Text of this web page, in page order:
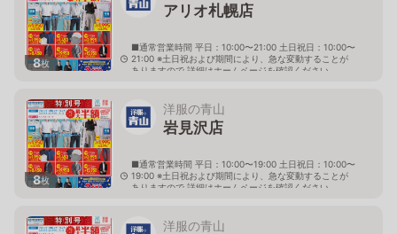
8枚
アリオ札幌店
■通常営業時間 平日：10:00〜21:00 土日祝日：10:00〜
21:00 ※土日祝および期間により、急な変動することが
ありますので 詳細はホームページを確認ください
8枚
洋服の青山
岩見沢店
■通常営業時間 平日：10:00〜19:00 土日祝日：10:00〜
19:00 ※土日祝および期間により、急な変動することが
ありますので 詳細はホームページを確認ください
洋服の青山